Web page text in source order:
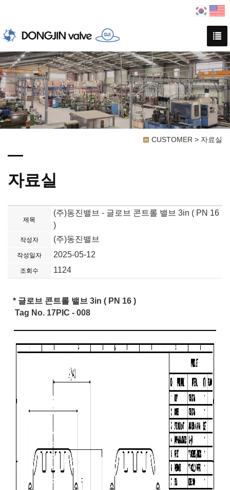
We have created a awesome theme
Far far away,behind the word mountains, far from the countries
CUSTOMER > 자료실
자료실
제목
(주)동진밸브 - 글로브 콘트롤 밸브 3in ( PN 16
)
작성자 (주)동진밸브
작성일자 2025-05-12
조회수 1124
* 글로브 콘트롤 밸브 3in ( PN 16 )
Tag No. 17PIC - 008